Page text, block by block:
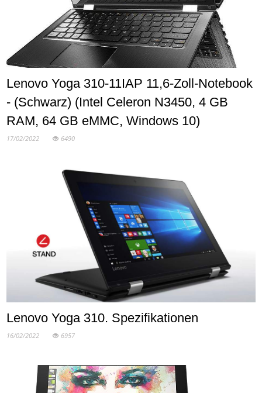
Lenovo Yoga 310-11IAP 11,6-Zoll-Notebook
- (Schwarz) (Intel Celeron N3450, 4 GB
RAM, 64 GB eMMC, Windows 10)
17/02/2022 6490
Lenovo Yoga 310. Spezifikationen
16/02/2022 6957